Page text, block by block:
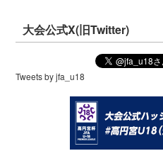
大会公式X(旧Twitter)
Tweets by jfa_u18